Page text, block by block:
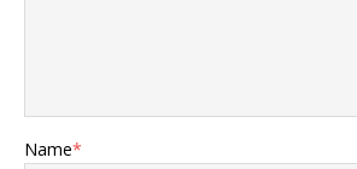
6架战斗机”。“这实际上是印
Name*